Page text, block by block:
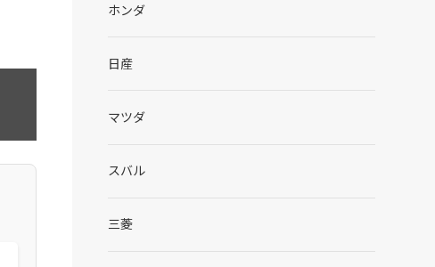
ホンダ
日産
マツダ
スバル
三菱